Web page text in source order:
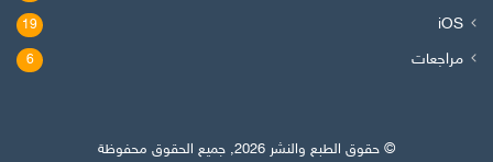
iOS
19
مراجعات 6
© حقوق الطبع والنشر 2026, جميع الحقوق محفوظة